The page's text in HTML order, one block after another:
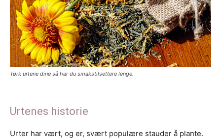
Tørk urtene dine så har du smakstilsettere lenge.
Urtenes historie
Urter har vært, og er, svært populære stauder å plante.